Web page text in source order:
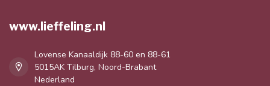
www.lieffeling.nl
Lovense Kanaaldijk 88-60 en 88-61
5015AK Tilburg, Noord-Brabant
Nederland